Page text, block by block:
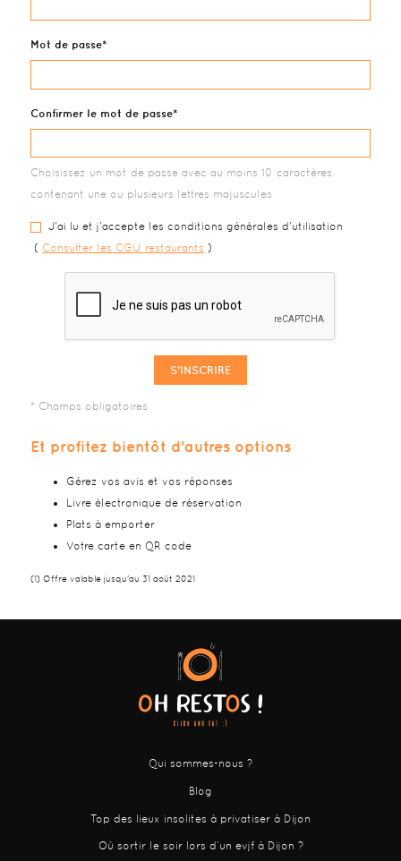
Mot de passe
Confirmer le mot de passe
Choisissez un mot de passe avec au moins 10 caractères
contenant une ou plusieurs lettres majuscules
J'ai lu et j'accepte les conditions générales d'utilisation
( Consulter les CGU restaurants )
S'INSCRIRE
Et profitez bientôt d'autres options
Gérez vos avis et vos réponses
Livre électronique de réservation
Plats à emporter
Votre carte en QR code
(1) Offre valable jusqu'au 31 août 2021
Qui sommes-nous ?
Blog
Top des lieux insolites à privatiser à Dijon
Où sortir le soir lors d’un evjf à Dijon ?